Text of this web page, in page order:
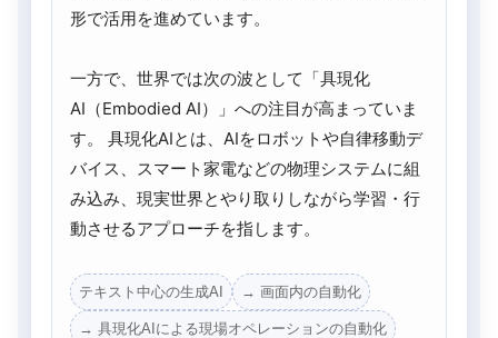
形で活用を進めています。
一方で、世界では次の波として「具現化
AI（Embodied AI）」への注目が高まっていま
す。 具現化AIとは、AIをロボットや自律移動デ
バイス、スマート家電などの物理システムに組
み込み、現実世界とやり取りしながら学習・行
動させるアプローチを指します。
テキスト中心の生成AI → 画面内の自動化
→ 具現化AIによる現場オペレーションの自動化